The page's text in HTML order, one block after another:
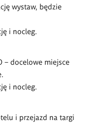
wystaw, będzie
i nocleg.
– docelowe miejsce
i nocleg.
i przejazd na targi